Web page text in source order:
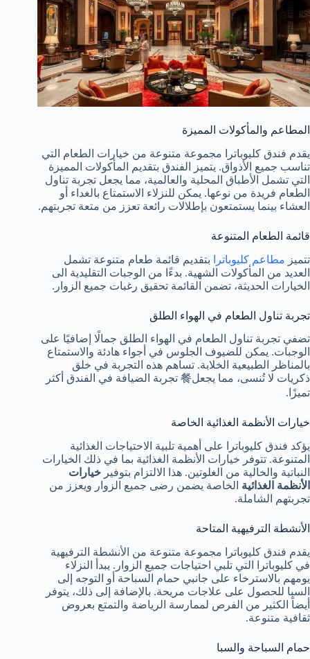
المطاعم والمأكولات المميزة
يقدم فندق كليوباترا مجموعة متنوعة من خيارات الطعام التي
تناسب جميع الأذواق. يتميز الفندق بتقديم المأكولات المميزة
التي تشمل الأطباق المحلية والعالمية، مما يجعل تجربة تناول
الطعام فريدة من نوعها. يمكن للنزلاء الاستمتاع بالغداء أو
العشاء بينما يستمتعون بإطلالات رائعة تعزز من متعة تجربتهم.
قائمة الطعام المتنوعة
تتميز مطاعم كليوباترا
بتقديم قائمة طعام متنوعة تشمل
العديد من المأكولات الشهية. بدءًا من الوجبات التقليدية الى
الخيارات الحديثة، تضمن القائمة تحقيق رغبات جميع الزوار.
تجربة تناول الطعام في الهواء الطلق
تضفي تجربة تناول الطعام في الهواء الطلق جمالًا إضافيًا على
الوجبات. يمكن للضيوف الجلوس في أجواء هادئة والاستمتاع
بالمناظر الطبيعية الخلابة. تساهم هذه التجربة في خلق
ذكريات لا تُنسى، مما يجعل餐 تجربة الضيافة في الفندق أكثر
تميزًا.
خيارات الأنظمة الغذائية الخاصة
يؤكد فندق كليوباترا على أهمية تلبية الاحتياجات الغذائية
المتنوعة. تتوفر خيارات الأنظمة الغذائية بما في ذلك الخيارات
النباتية والخالية من الغلوتين. هذا الالتزام بتوفير خيارات
الأنظمة الغذائية الخاصة يضمن رضى جميع الزوار ويعزز من
تجربتهم الشاملة.
الأنشطة الترفيهية المتاحة
يقدم فندق كليوباترا مجموعة متنوعة من الأنشطة الترفيهية
في كليوباترا التي تلبي احتياجات جميع الزوار. يبدأ النزلاء
يومهم بالاسترخاء على جانبي حمام السباحة أو التوجه إلى
السبا للحصول على علاجات مريحة. بالإضافة إلى ذلك، يتوفر
أيضاً الكثير من الفرص لممارسة الرياضة والتمتع بعروض
ثقافية متنوعة.
حمام السباحة والسبا